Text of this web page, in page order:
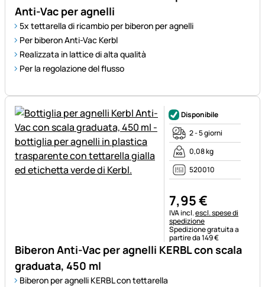
Anti-Vac per agnelli
5x tettarella di ricambio per biberon per agnelli
Per biberon Anti-Vac Kerbl
Realizzata in lattice di alta qualità
Per la regolazione del flusso
Biberon Anti-Vac per agnelli KERBL con scala
graduata, 450 ml
Biberon per agnelli KERBL con tettarella
Disponibile
2 - 5 giorni
0,08 kg
520010
7,95€
Informazioni fiscali:
IVA incl.escl. spese di
spedizione
Spedizione gratuita a
partire da 149 €